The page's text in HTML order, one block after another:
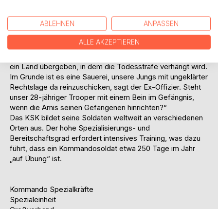
Afghanistan nur eine Hand voll Gefangene gemacht und die
wieder laufen lassen. Wahr ist, dass wir immer Amerikaner
dabei hatten, wenn Gefangene gemacht wurden. So haben
die eben die Verdächtigen festgenommen, nicht wir.
ein Land übergeben, in dem die Todesstrafe verhängt wird.
Im Grunde ist es eine Sauerei, unsere Jungs mit ungeklärter
Rechtslage da reinzuschicken, sagt der Ex-Offizier. Steht
unser 28-jähriger Trooper mit einem Bein im Gefängnis,
wenn die Amis seinen Gefangenen hinrichten?“
Das KSK bildet seine Soldaten weltweit an verschiedenen
Orten aus. Der hohe Spezialisierungs- und
Bereitschaftsgrad erfordert intensives Training, was dazu
führt, dass ein Kommandosoldat etwa 250 Tage im Jahr
„auf Übung“ ist.
Kommando Spezialkräfte
Spezialeinheit
ABLEHNEN ANPASSEN
ALLE AKZEPTIEREN